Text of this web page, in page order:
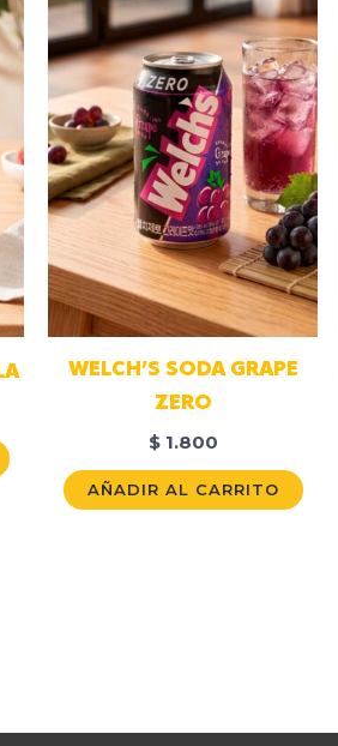
WELCH’S SODA GRAPE
ZERO
$1.800
AÑADIR AL CARRITO